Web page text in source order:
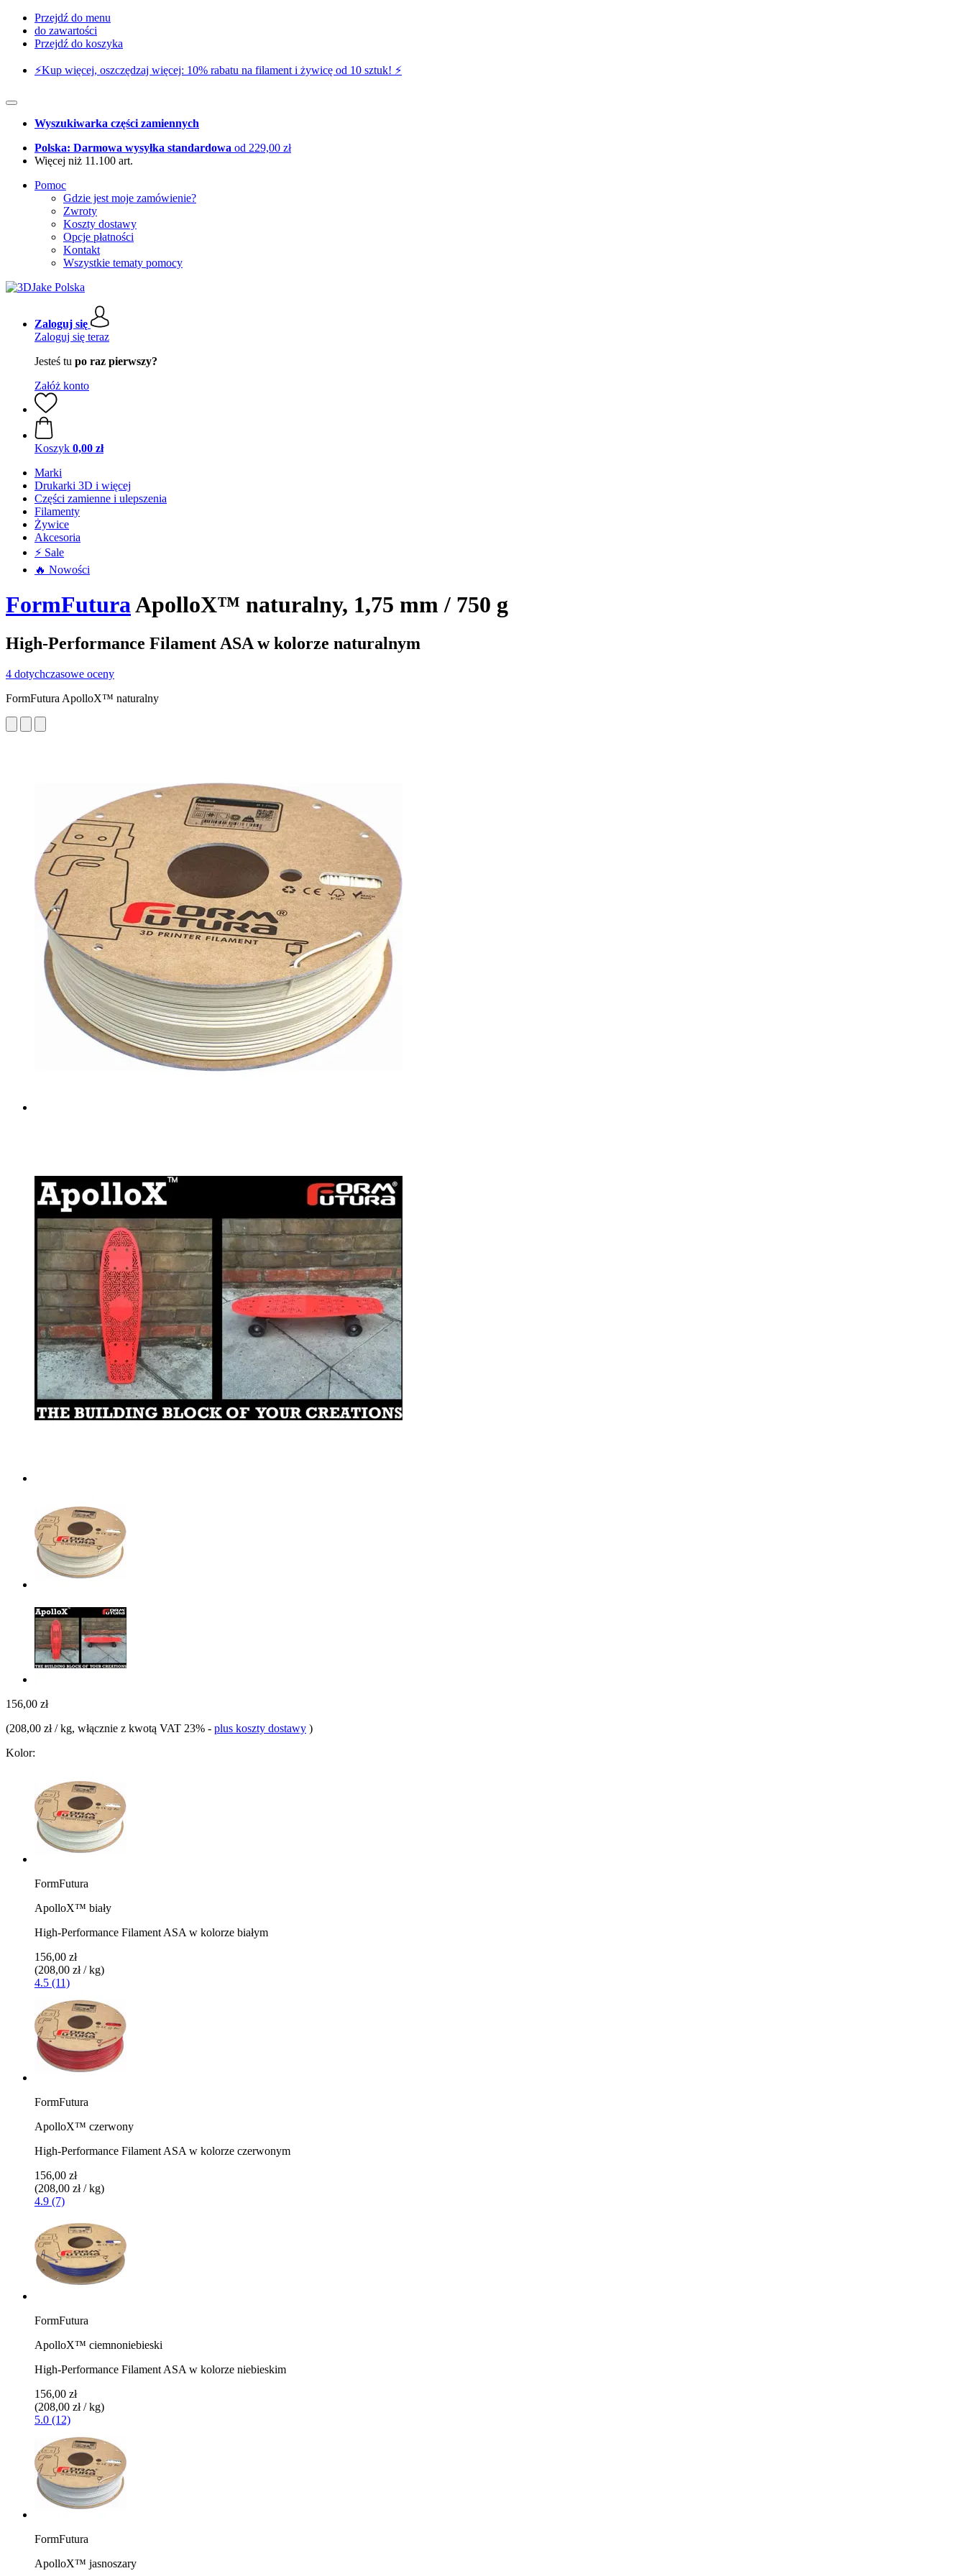
Przejdź do menu
do zawartości
Przejdź do koszyka
⚡️Kup więcej, oszczędzaj więcej: 10% rabatu na filament i żywicę od 10 sztuk! ⚡️
Wyszukiwarka części zamiennych
Polska: Darmowa wysyłka standardowa od 229,00 zł
Więcej niż 11.100 art.
Pomoc
Gdzie jest moje zamówienie?
Zwroty
Koszty dostawy
Opcje płatności
Kontakt
Wszystkie tematy pomocy
Zaloguj się
Zaloguj się teraz
Jesteś tu po raz pierwszy?
Załóż konto
Koszyk 0,00 zł
Marki
Drukarki 3D i więcej
Części zamienne i ulepszenia
Filamenty
Żywice
Akcesoria
⚡ Sale
🔥 Nowości
FormFuturaApolloX™ naturalny, 1,75 mm / 750 g
High-Performance Filament ASA w kolorze naturalnym
4 dotychczasowe oceny
FormFutura ApolloX™ naturalny
156,00 zł
(208,00 zł / kg, włącznie z kwotą VAT 23% - plus koszty dostawy )
Kolor:
FormFutura
ApolloX™ biały
High-Performance Filament ASA w kolorze białym
156,00 zł
(208,00 zł / kg)
4.5 (11)
FormFutura
ApolloX™ czerwony
High-Performance Filament ASA w kolorze czerwonym
156,00 zł
(208,00 zł / kg)
4.9 (7)
FormFutura
ApolloX™ ciemnoniebieski
High-Performance Filament ASA w kolorze niebieskim
156,00 zł
(208,00 zł / kg)
5.0 (12)
FormFutura
ApolloX™ jasnoszary